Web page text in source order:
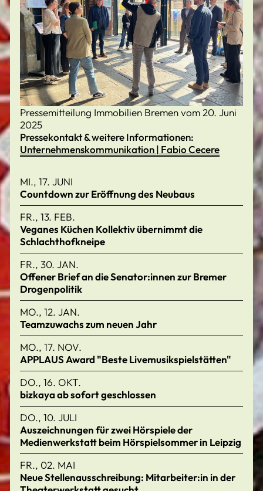
Pressemitteilung Immobilien Bremen vom 20. Juni
2025
Pressekontakt & weitere Informationen:
Unternehmenskommunikation | Fabio Cecere
MI., 17. JUNI
Countdown zur Eröffnung des Neubaus
FR., 13. FEB.
Veganes Küchen Kollektiv übernimmt die
Schlachthofkneipe
FR., 30. JAN.
Offener Brief an die Senator:innen zur Bremer
Drogenpolitik
MO., 12. JAN.
Teamzuwachs zum neuen Jahr
MO., 17. NOV.
APPLAUS Award "Beste Livemusikspielstätten"
DO., 16. OKT.
bizkaya ab sofort geschlossen
DO., 10. JULI
Auszeichnungen für zwei Hörspiele der
Medienwerkstatt beim Hörspielsommer in Leipzig
FR., 02. MAI
Neue Stellenausschreibung: Mitarbeiter:in in der